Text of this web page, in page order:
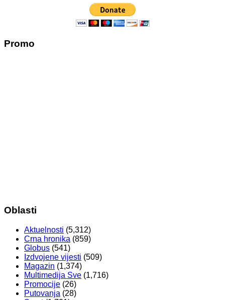
Promo
Oblasti
Aktuelnosti (5,312)
Crna hronika (859)
Globus (541)
Izdvojene vijesti (509)
Magazin (1,374)
Multimedija Sve (1,716)
Promocije (26)
Putovanja (28)